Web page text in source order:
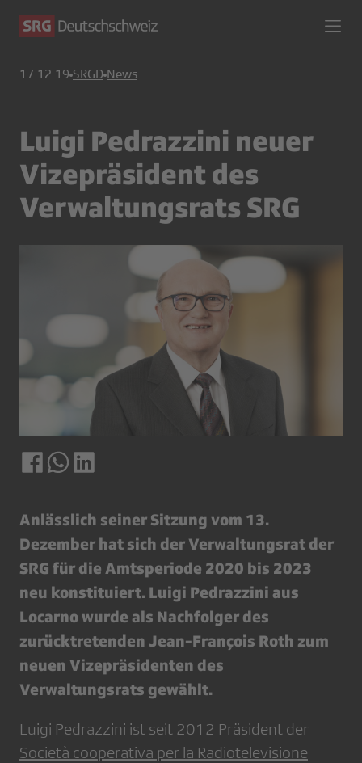
17.12.19 SRGD News
Luigi Pedrazzini neuer
Vizepräsident des
Verwaltungsrats SRG
Anlässlich seiner Sitzung vom 13.
Dezember hat sich der Verwaltungsrat der
SRG für die Amtsperiode 2020 bis 2023
neu konstituiert. Luigi Pedrazzini aus
Locarno wurde als Nachfolger des
zurücktretenden Jean-François Roth zum
neuen Vizepräsidenten des
Verwaltungsrats gewählt.
Luigi Pedrazzini ist seit 2012 Präsident der
Società cooperativa per la Radiotelevisione